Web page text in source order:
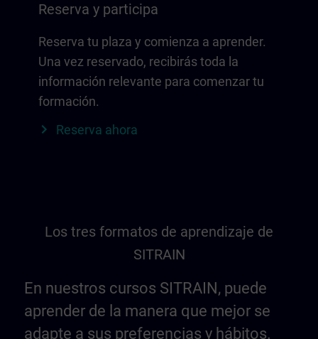
Reserva y participa
Reserva tu plaza y comienza a aprender.
Una vez reservado, recibirás toda la
información relevante para comenzar tu
formación.
Reserva ahora
Los tres formatos de aprendizaje de
SITRAIN
En nuestros cursos SITRAIN, puede
aprender de la manera que mejor se
adapte a sus preferencias y hábitos.